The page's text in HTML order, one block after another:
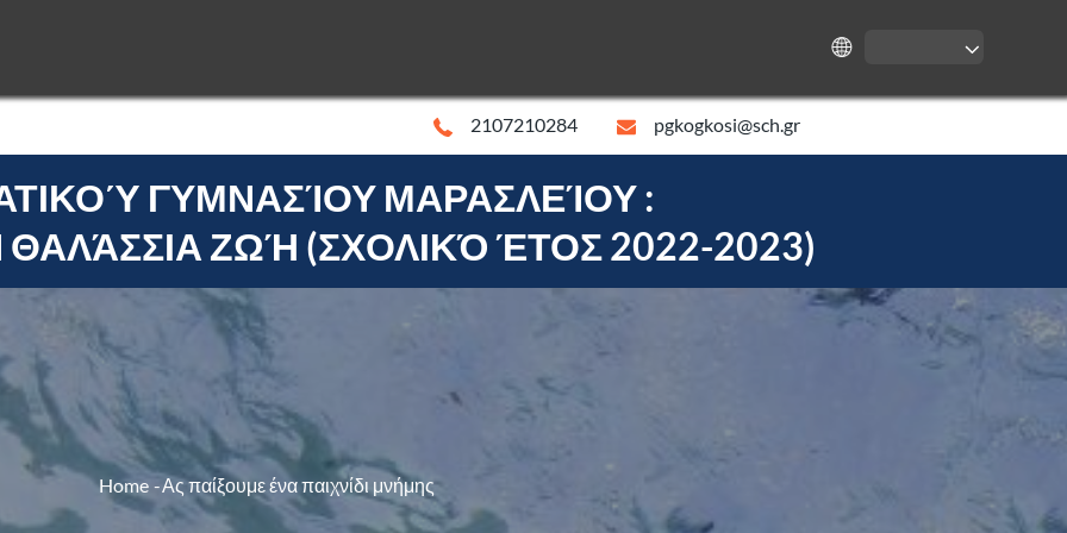
2107210284 pgkogkosi@sch.gr
ΓΥΜΝΑΣΊΟΥ ΜΑΡΑΣΛΕΊΟΥ :
ΖΩΉ (ΣΧΟΛΙΚΌ ΈΤΟΣ 2022-2023)
Home Ας παίξουμε ένα παιχνίδι μνήμης